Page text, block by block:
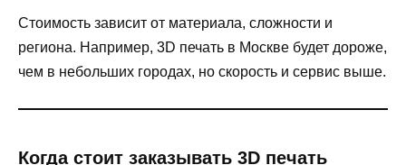
Стоимость зависит от материала, сложности и
региона. Например, 3D печать в Москве будет дороже,
чем в небольших городах, но скорость и сервис выше.
Когда стоит заказывать 3D печать